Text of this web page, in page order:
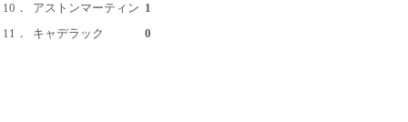
10．
アストンマーティン 1
11．
キャデラック 0